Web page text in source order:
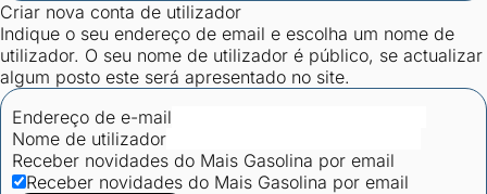
Criar nova conta de utilizador
Indique o seu endereço de email e escolha um nome de
utilizador. O seu nome de utilizador é público, se actualizar
algum posto este será apresentado no site.
Endereço de e-mail
Nome de utilizador
Receber novidades do Mais Gasolina por email
Receber novidades do Mais Gasolina por email